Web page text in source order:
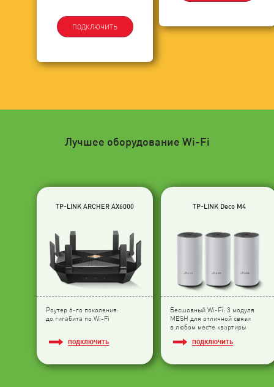
ПОДКЛЮЧИТЬ
Лучшее оборудование Wi-Fi
TP-LINK ARCHER AX6000
Роутер 6-го поколения:
до гигабита по Wi-Fi
ПОДКЛЮЧИТЬ
TP-LINK Deco M4
Бесшовный Wi-Fi: 3 модуля
МESH для отличной связи
в любом месте квартиры
ПОДКЛЮЧИТЬ